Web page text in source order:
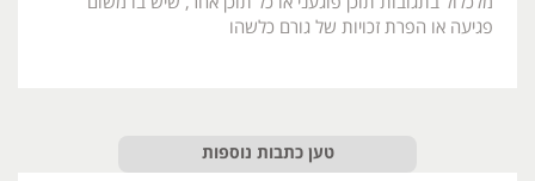
פגיעה או הפרת זכויות של גורם כלשהו
טען כתבות נוספות